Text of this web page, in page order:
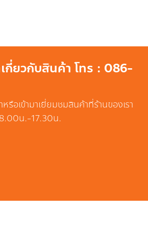
กี่ยวกับสินค้า โทร : 086-
รือเข้ามาเยี่ยมชมสินค้าที่ร้านของเรา
น.-17.30น.